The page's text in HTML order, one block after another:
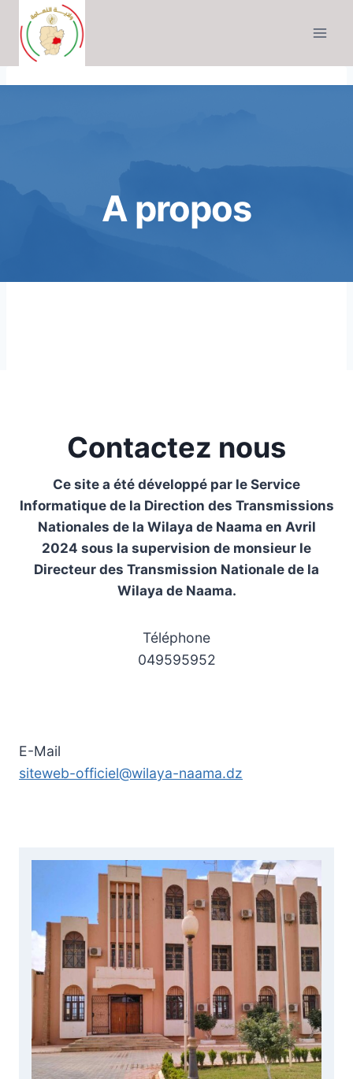
content
A propos
Contactez nous
Ce site a été développé par le Service
Informatique de la Direction des Transmissions
Nationales de la Wilaya de Naama en Avril
2024 sous la supervision de monsieur le
Directeur des Transmission Nationale de la
Wilaya de Naama.
Téléphone
049595952
E-Mail
siteweb-officiel@wilaya-naama.dz